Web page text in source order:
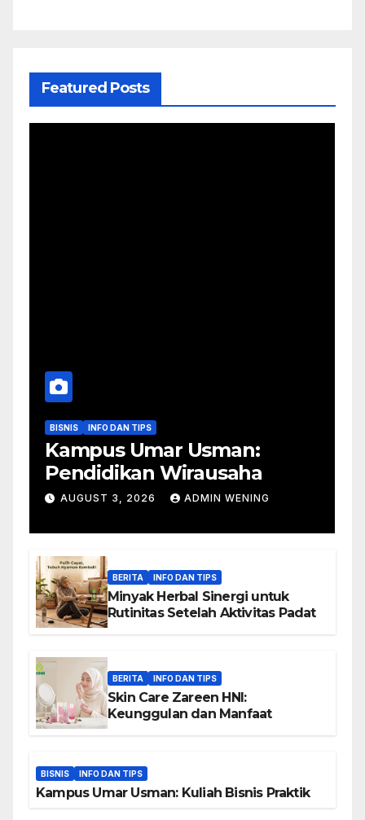
Featured Posts
BISNIS INFO DAN TIPS
Kampus Umar Usman:
Pendidikan Wirausaha
AUGUST 3, 2026 ADMIN WENING
BERITA INFO DAN TIPS
Minyak Herbal Sinergi untuk
Rutinitas Setelah Aktivitas Padat
BERITA INFO DAN TIPS
Skin Care Zareen HNI:
Keunggulan dan Manfaat
BISNIS INFO DAN TIPS
Kampus Umar Usman: Kuliah Bisnis Praktik